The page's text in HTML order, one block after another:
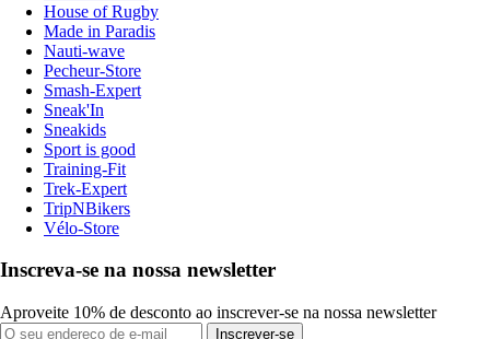
House of Rugby
Made in Paradis
Nauti-wave
Pecheur-Store
Smash-Expert
Sneak'In
Sneakids
Sport is good
Training-Fit
Trek-Expert
TripNBikers
Vélo-Store
Inscreva-se na nossa newsletter
Aproveite 10% de desconto ao inscrever-se na nossa newsletter
Inscrever-se